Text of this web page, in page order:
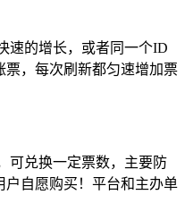
速的增长，或者同一个ID
票，每次刷新都匀速增加票
可兑换一定票数，主要防
户自愿购买！平台和主办单